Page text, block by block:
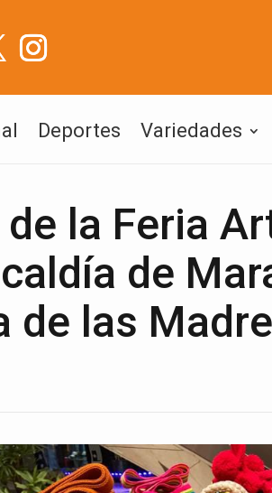
Deportes Variedades
la Feria
de
de las